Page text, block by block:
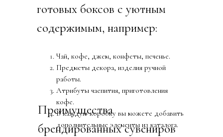
готовых боксов с уютным
содержимым, например:
Чай, кофе, джем, конфеты, печенье.
Предметы декора, изделия ручной
работы.
Атрибуты чаепития, приготовления
кофе.
В каждую коробку вы можете добавить
дополнительные элементы из каталога.
Преимущества
брендированных сувениров